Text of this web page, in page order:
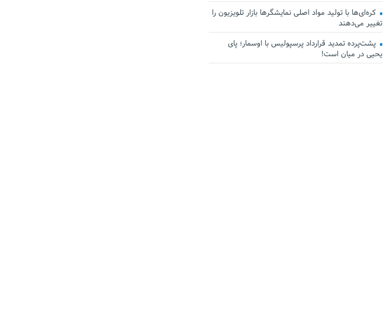
کره‌ای‌ها با تولید مواد اصلی نمایشگرها بازار تلویزیون را
تغییر می‌دهند
پشت‌پرده تمدید قرارداد پرسپولیس با اوسمار؛ پای
یحیی در میان است!